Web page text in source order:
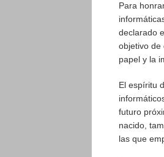
Para
declarado
objetivo de
papel y la
El espíritu
futuro
nacido,
las que